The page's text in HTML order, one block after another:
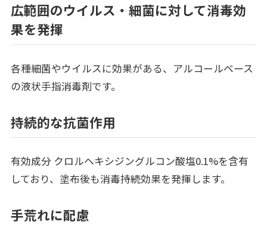
広範囲のウイルス・細菌に対して消毒効
果を発揮
各種細菌やウイルスに効果がある、アルコールベース
の液状手指消毒剤です。
持続的な抗菌作用
有効成分 クロルヘキシジングルコン酸塩0.1%を含有
しており、塗布後も消毒持続効果を発揮します。
手荒れに配慮